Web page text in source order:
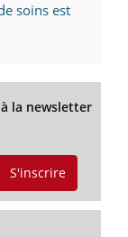
soins est
la newsletter
S'inscrire